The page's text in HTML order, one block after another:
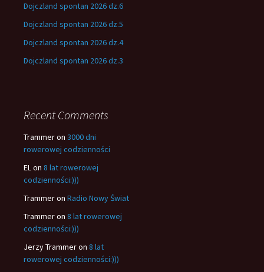
Dojczland spontan 2026 dz.6
Dojczland spontan 2026 dz.5
Dojczland spontan 2026 dz.4
Dojczland spontan 2026 dz.3
Recent Comments
Trammeron 3000 dni
rowerowej codzienności
ELon 8 lat rowerowej
codzienności:)))
Trammeron Radio Nowy Świat
Trammeron 8 lat rowerowej
codzienności:)))
Jerzy Trammeron 8 lat
rowerowej codzienności:)))